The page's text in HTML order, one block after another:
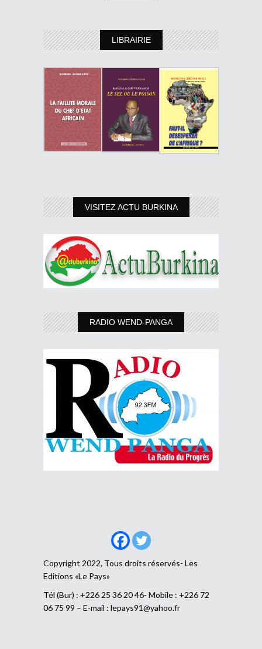
LIBRAIRIE
VISITEZ ACTU BURKINA
RADIO WEND-PANGA
Copyright 2022, Tous droits réservés- Les
Editions «Le Pays»
Tél (Bur) : +226 25 36 20 46- Mobile : +226 72
06 75 99 – E-mail : lepays91@yahoo.fr